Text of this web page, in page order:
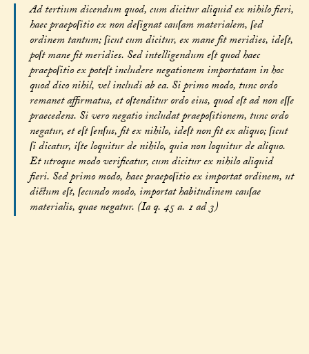
Ad tertium dicendum quod, cum dicitur aliquid ex nihilo fieri,
haec praepoſitio ex non deſignat cauſam materialem, ſed
ordinem tantum; ſicut cum dicitur, ex mane fit meridies, ideſt,
poſt mane fit meridies. Sed intelligendum eſt quod haec
praepoſitio ex poteſt includere negationem importatam in hoc
quod dico nihil, vel includi ab ea. Si primo modo, tunc ordo
remanet affirmatus, et oſtenditur ordo eius, quod eſt ad non eſſe
praecedens. Si vero negatio includat praepoſitionem, tunc ordo
negatur, et eſt ſenſus, fit ex nihilo, ideſt non fit ex aliquo; ſicut
ſi dicatur, iſte loquitur de nihilo, quia non loquitur de aliquo.
Et utroque modo verificatur, cum dicitur ex nihilo aliquid
fieri. Sed primo modo, haec praepoſitio ex importat ordinem, ut
dictum eſt, ſecundo modo, importat habitudinem cauſae
materialis, quae negatur. (Ia q. 45 a. 1 ad 3)